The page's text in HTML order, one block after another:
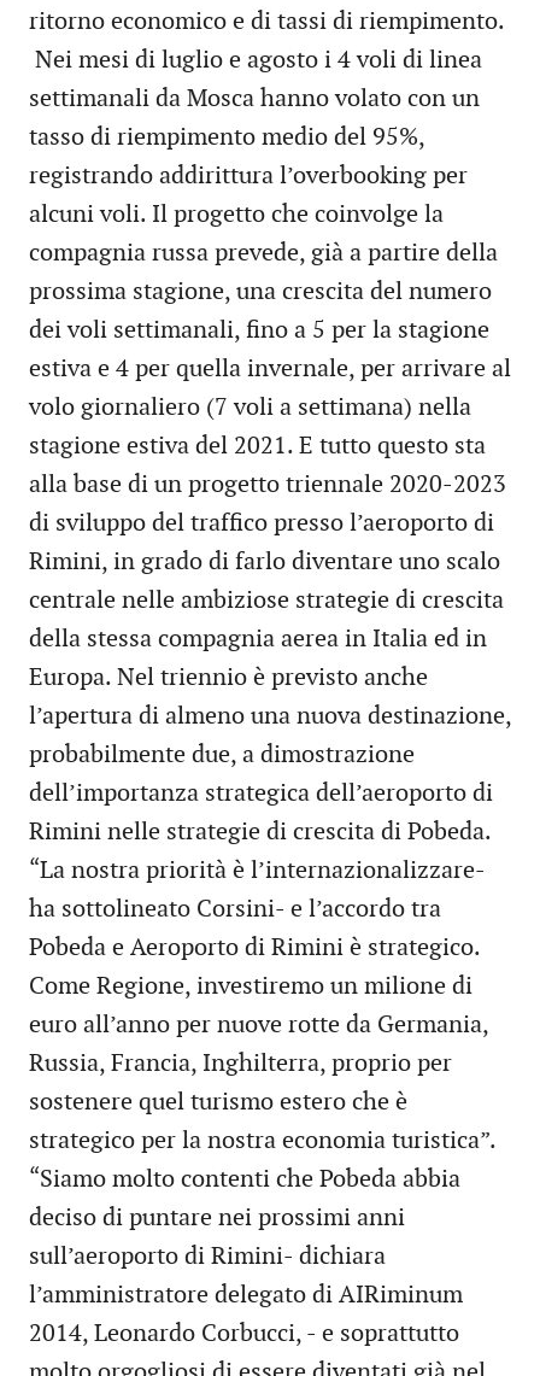
ritorno economico e di tassi di riempimento.
Nei mesi di luglio e agosto i 4 voli di linea
settimanali da Mosca hanno volato con un
tasso di riempimento medio del 95%,
registrando addirittura l’overbooking per
alcuni voli. Il progetto che coinvolge la
compagnia russa prevede, già a partire della
prossima stagione, una crescita del numero
dei voli settimanali, fino a 5 per la stagione
estiva e 4 per quella invernale, per arrivare al
volo giornaliero (7 voli a settimana) nella
stagione estiva del 2021. E tutto questo sta
alla base di un progetto triennale 2020-2023
di sviluppo del traffico presso l’aeroporto di
Rimini, in grado di farlo diventare uno scalo
centrale nelle ambiziose strategie di crescita
della stessa compagnia aerea in Italia ed in
Europa. Nel triennio è previsto anche
l’apertura di almeno una nuova destinazione,
probabilmente due, a dimostrazione
dell’importanza strategica dell’aeroporto di
Rimini nelle strategie di crescita di Pobeda.
“La nostra priorità è l’internazionalizzare-
ha sottolineato Corsini- e l’accordo tra
Pobeda e Aeroporto di Rimini è strategico.
Come Regione, investiremo un milione di
euro all’anno per nuove rotte da Germania,
Russia, Francia, Inghilterra, proprio per
sostenere quel turismo estero che è
strategico per la nostra economia turistica”.
“Siamo molto contenti che Pobeda abbia
deciso di puntare nei prossimi anni
sull’aeroporto di Rimini- dichiara
l’amministratore delegato di AIRiminum
2014, Leonardo Corbucci, - e soprattutto